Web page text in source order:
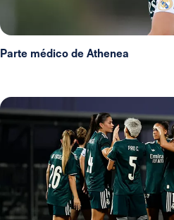
Parte médico de Athenea